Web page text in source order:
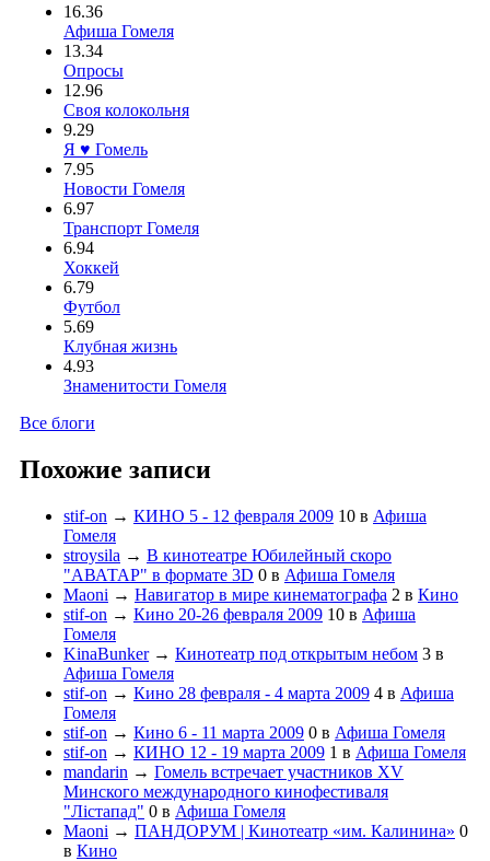
16.36
Афиша Гомеля
13.34
Опросы
12.96
Своя колокольня
9.29
Я ♥ Гомель
7.95
Новости Гомеля
6.97
Транспорт Гомеля
6.94
Хоккей
6.79
Футбол
5.69
Клубная жизнь
4.93
Знаменитости Гомеля
Все блоги
Похожие записи
stif-on → КИНО 5 - 12 февраля 2009 10 в Афиша
Гомеля
stroysila → В кинотеатре Юбилейный скоро
"АВАТАР" в формате 3D 0 в Афиша Гомеля
Maoni → Навигатор в мире кинематографа 2 в Кино
stif-on → Кино 20-26 февраля 2009 10 в Афиша
Гомеля
KinaBunker→ Кинотеатр под открытым небом 3 в
Афиша Гомеля
stif-on → Кино 28 февраля - 4 марта 2009 4 в Афиша
Гомеля
stif-on → Кино 6 - 11 марта 2009 0 в Афиша Гомеля
stif-on → КИНО 12 - 19 марта 2009 1 в Афиша Гомеля
mandarin → Гомель встречает участников XV
Минского международного кинофестиваля
"Лiстапад" 0 в Афиша Гомеля
Maoni → ПАНДОРУМ | Кинотеатр «им. Калинина» 0
в Кино